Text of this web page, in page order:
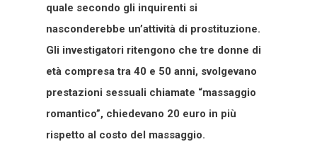
quale secondo gli inquirenti si
nasconderebbe un’attività di prostituzione.
Gli investigatori ritengono che tre donne di
età compresa tra 40 e 50 anni, svolgevano
prestazioni sessuali chiamate “massaggio
romantico”, chiedevano 20 euro in più
rispetto al costo del massaggio.